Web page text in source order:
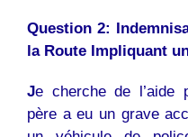
Question 2:
la Route Impliquant
Je cherche de l’aide
père a eu un grave